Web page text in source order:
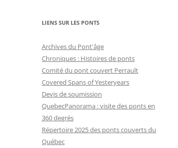
LIENS SUR LES PONTS
Archives du Pont'âge
Chroniques : Histoires de ponts
Comité du pont couvert Perrault
Covered Spans of Yesteryears
Devis de soumission
QuebecPanorama : visite des ponts en
360 degrés
Répertoire 2025 des ponts couverts du
Québec